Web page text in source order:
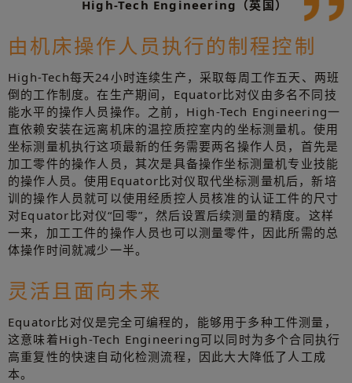
High-Tech Engineering（英国）
由机床操作人员执行的制程控制
High-Tech每天24小时连续生产，采取每周工作五天、两班
倒的工作制度。在生产期间，Equator比对仪由多名不同技
能水平的操作人员操作。之前，High-Tech Engineering一
直依赖安装在远离机床的温控质控室内的坐标测量机。使用
坐标测量机执行这项最新的任务需要两名操作人员，首先是
加工零件的操作人员，其次是具备操作坐标测量机专业技能
的操作人员。使用Equator比对仪取代坐标测量机后，新培
训的操作人员就可以使用经质控人员核准的认证工件的尺寸
对Equator比对仪“回零”，然后设置后续测量的精度。这样
一来，加工工件的操作人员也可以测量零件，因此所需的总
体操作时间就减少一半。
灵活且面向未来
Equator比对仪是完全可编程的，能够用于多种工件测量，
这意味着High-Tech Engineering可以同时为多个合同执行
高重复性的快速自动化检测流程，因此大大降低了人工成
本。